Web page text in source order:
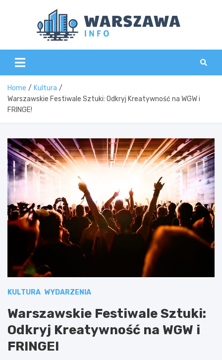
Home
Kultura
Warszawskie Festiwale Sztuki: Odkryj Kreatywność na WGW i
FRINGE!
KULTURA WYDARZENIA
Warszawskie Festiwale Sztuki:
Odkryj Kreatywność na WGW i
FRINGE!